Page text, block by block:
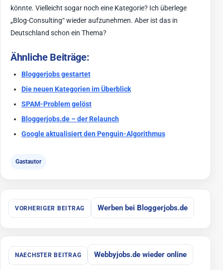
könnte. Vielleicht sogar noch eine Kategorie? Ich überlege
„Blog-Consulting“ wieder aufzunehmen. Aber ist das in
Deutschland schon ein Thema?
Ähnliche Beiträge:
Bloggerjobs gestartet
Die neuen Kategorien im Überblick
SPAM-Problem gelöst
Bloggerjobs.de – der Relaunch
Google aktualisiert den Penguin-Algorithmus
Gastautor
Beitragsnavigation
VORHERIGER BEITRAG Werben bei Bloggerjobs.de
NAECHSTER BEITRAG Webbyjobs.de wieder online